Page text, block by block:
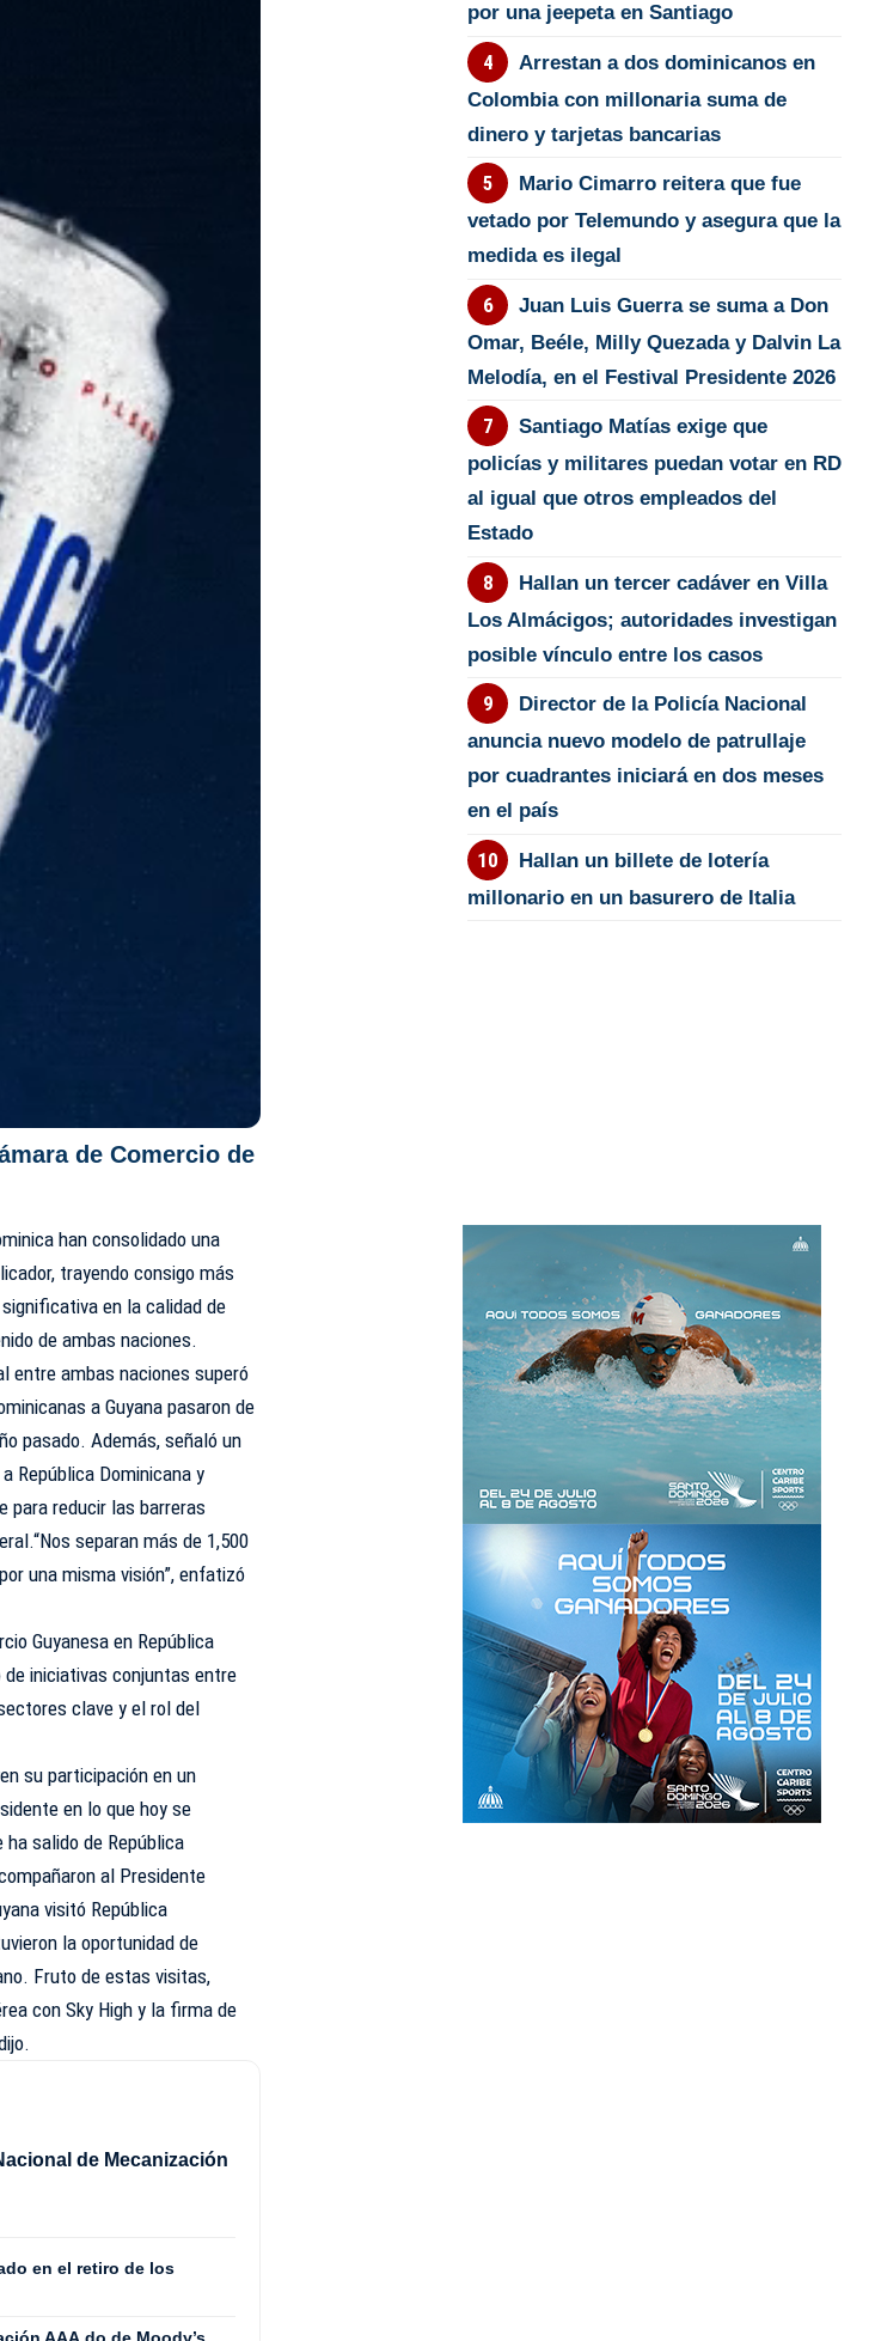
de Comercio de
han consolidado una
trayendo consigo más
en la calidad de
de ambas naciones.
entre ambas naciones superó
a Guyana pasaron de
pasado. Además, señaló un
República Dominicana y
para reducir las barreras
separan más de 1,500
una misma visión”, enfatizó
Guyanesa en República
iniciativas conjuntas entre
clave y el rol del
su participación en un
en lo que hoy se
salido de República
al Presidente
visitó República
la oportunidad de
Fruto de estas visitas,
con Sky High y la firma de
de Mecanización
en el retiro de los
AAA.do de Moody’s
por una jeepeta en Santiago
Arrestan a dos dominicanos en
Colombia con millonaria suma de
dinero y tarjetas bancarias
Mario Cimarro reitera que fue
vetado por Telemundo y asegura que la
medida es ilegal
Juan Luis Guerra se suma a Don
Omar, Beéle, Milly Quezada y Dalvin La
Melodía, en el Festival Presidente 2026
Santiago Matías exige que
policías y militares puedan votar en RD
al igual que otros empleados del
Estado
Hallan un tercer cadáver en Villa
Los Almácigos; autoridades investigan
posible vínculo entre los casos
Director de la Policía Nacional
anuncia nuevo modelo de patrullaje
por cuadrantes iniciará en dos meses
en el país
Hallan un billete de lotería
millonario en un basurero de Italia